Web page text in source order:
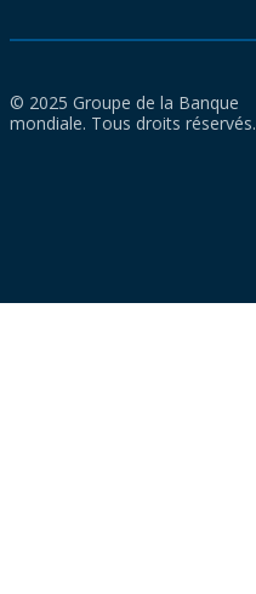
© 2025 Groupe de la Banque
mondiale. Tous droits réservés.